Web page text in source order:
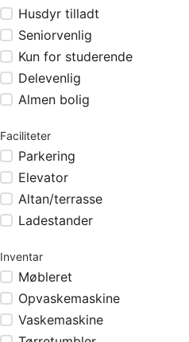
Husdyr tilladt
Seniorvenlig
Kun for studerende
Delevenlig
Almen bolig
Faciliteter
Parkering
Elevator
Altan/terrasse
Ladestander
Inventar
Møbleret
Opvaskemaskine
Vaskemaskine